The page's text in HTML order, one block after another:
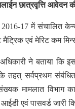
छात्रवृत्ति आवेदन
17 में संचालित
एवं मेरिट कम
ने बताया कि
तहत् सर्वप्रथम
मामलात विभाग
एवं पासवर्ड जारी